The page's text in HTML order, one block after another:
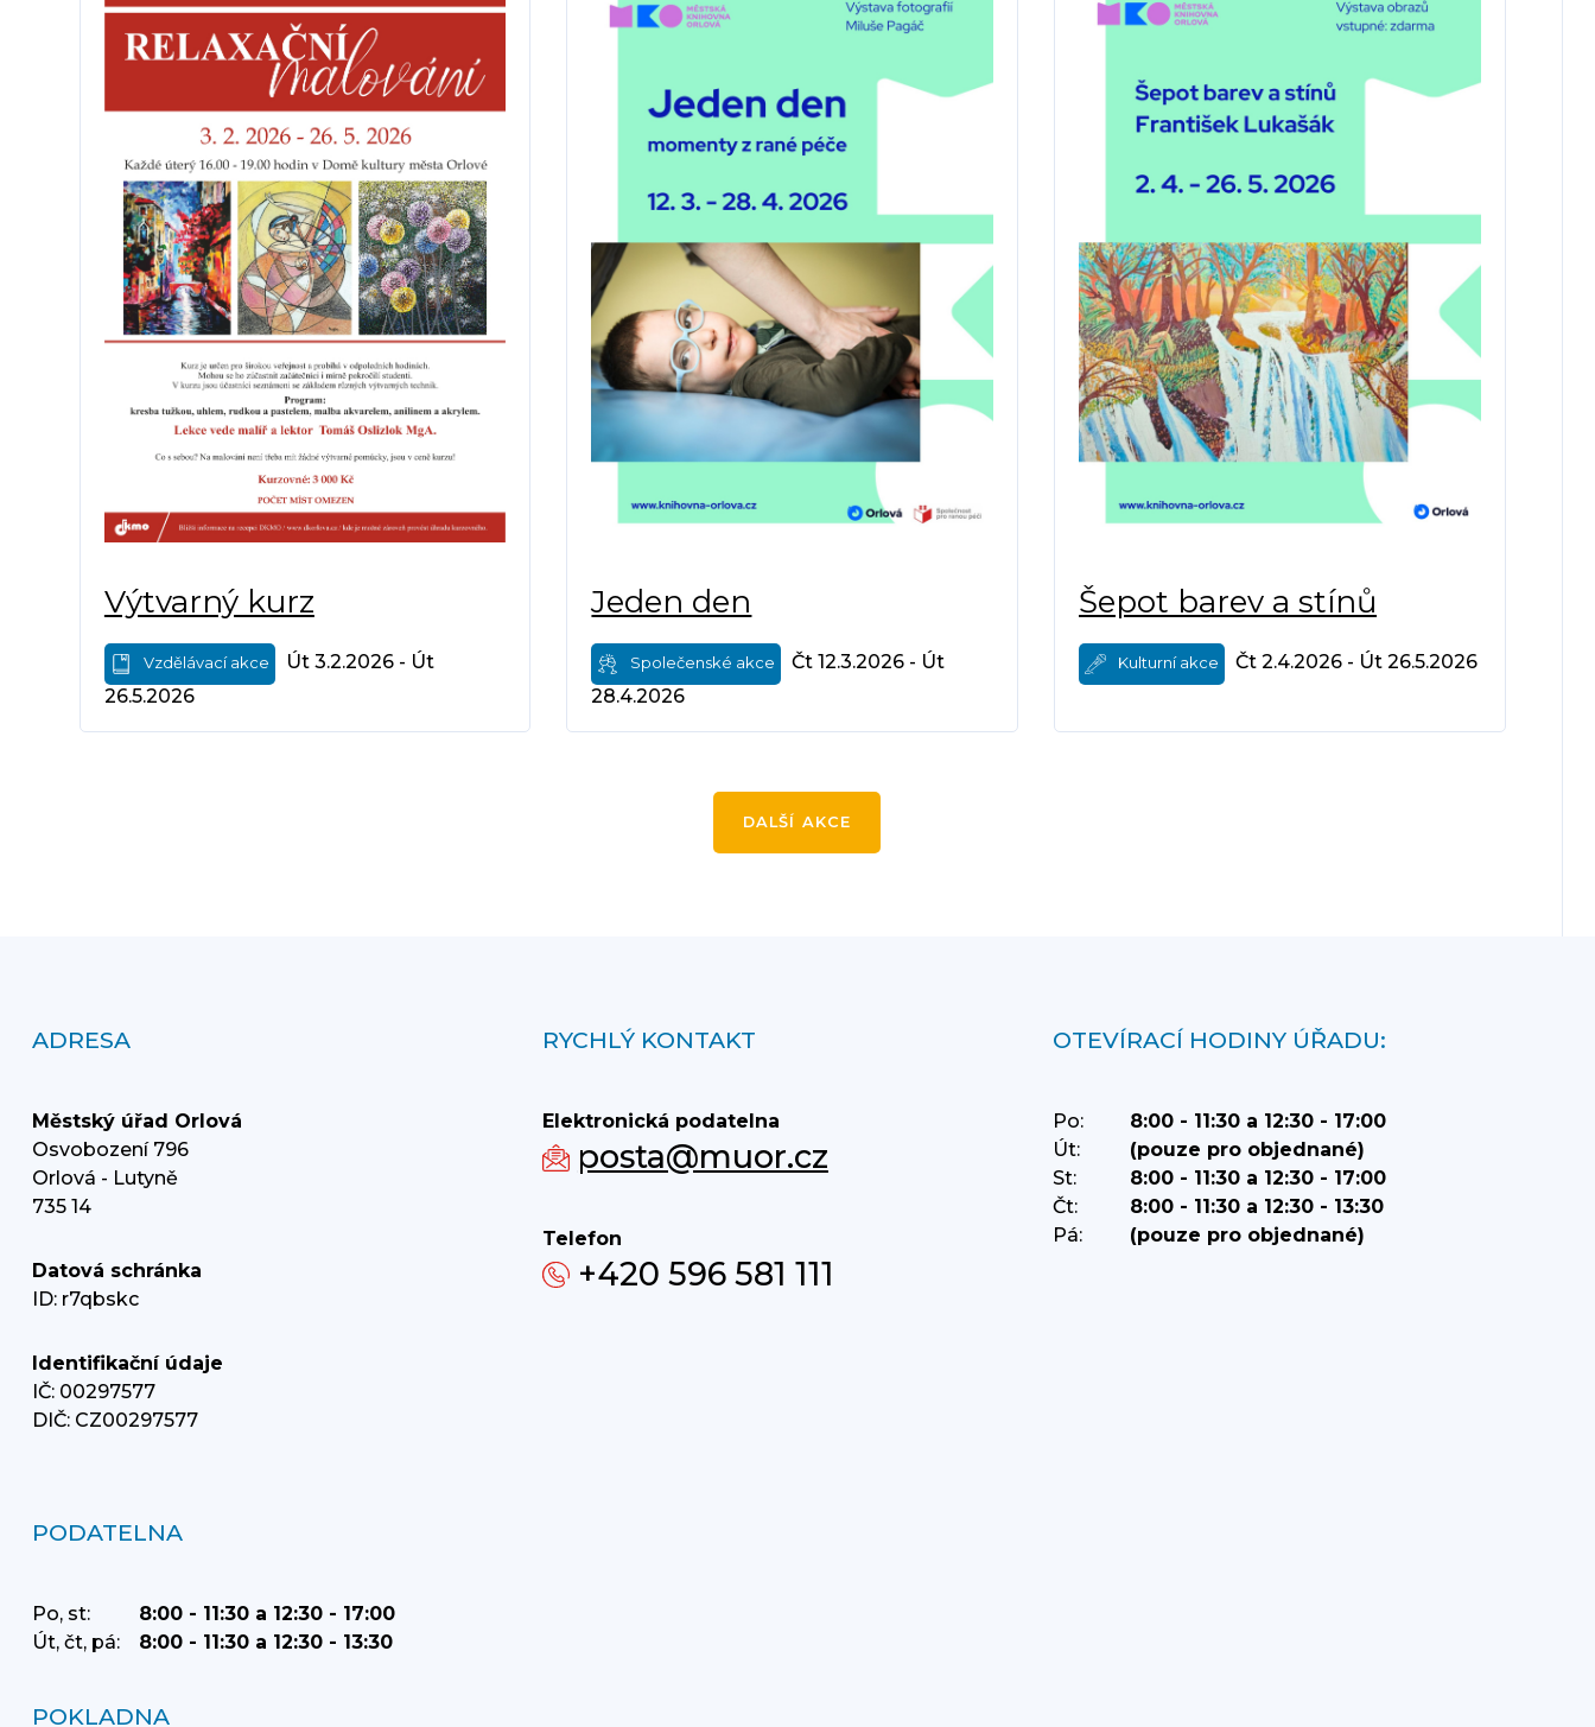
Výtvarný kurz
Vzdělávací akce
Út 3.2.2026 - Út
26.5.2026
Jeden den
Společenské akce
Čt 12.3.2026 - Út
28.4.2026
Šepot barev a stínů
Kulturní akce Čt 2.4.2026 - Út 26.5.2026
DALŠÍ AKCE
ADRESA
Městský úřad Orlová
Osvobození 796
Orlová - Lutyně
735 14
Datová schránka
ID: r7qbskc
Identifikační údaje
IČ: 00297577
DIČ: CZ00297577
RYCHLÝ KONTAKT
Elektronická podatelna
posta@muor.cz
Telefon
+420 596 581 111
OTEVÍRACÍ HODINY ÚŘADU:
Po:
8:00 - 11:30 a 12:30 - 17:00
Út:
(pouze pro objednané)
St:
8:00 - 11:30 a 12:30 - 17:00
Čt:
8:00 - 11:30 a 12:30 - 13:30
Pá:
(pouze pro objednané)
PODATELNA
Po, st:
8:00 - 11:30 a 12:30 - 17:00
Út, čt, pá:
8:00 - 11:30 a 12:30 - 13:30
POKLADNA